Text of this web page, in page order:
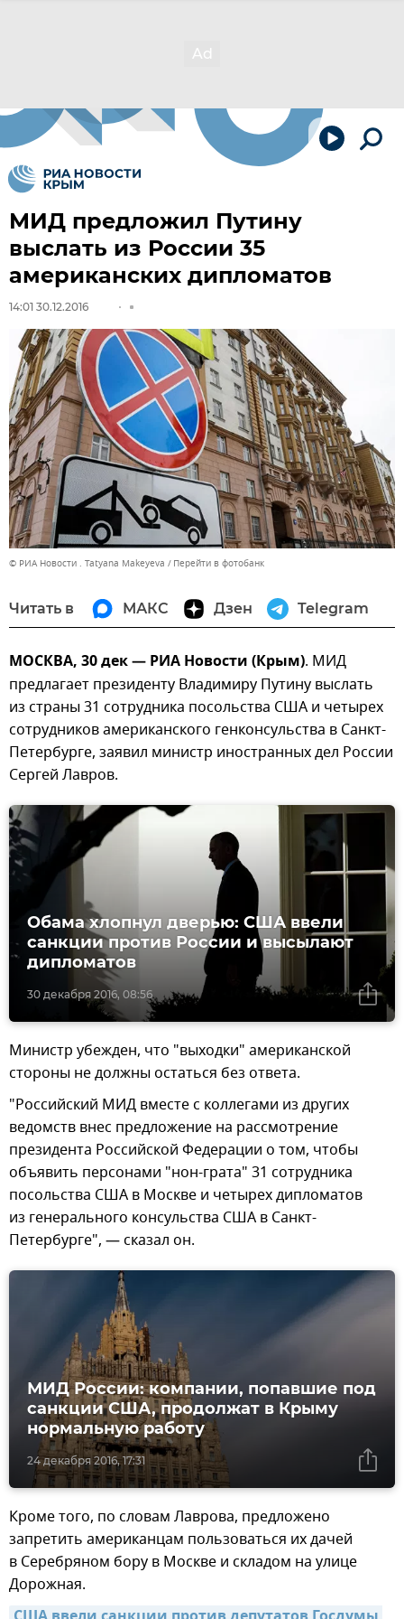
МИД предложил Путину
выслать из России 35
американских дипломатов
14:01 30.12.2016
© РИА Новости . Tatyana Makeyeva Перейти в фотобанк
Читать в МАКС Дзен Telegram
МОСКВА, 30 дек — РИА Новости (Крым). МИД
предлагает президенту Владимиру Путину выслать
из страны 31 сотрудника посольства США и четырех
сотрудников американского генконсульства в Санкт-
Петербурге, заявил министр иностранных дел России
Сергей Лавров.
30 декабря 2016, 08:56
Обама хлопнул дверью: США ввели
санкции против России и высылают
дипломатов
Министр убежден, что "выходки" американской
стороны не должны остаться без ответа.
"Российский МИД вместе с коллегами из других
ведомств внес предложение на рассмотрение
президента Российской Федерации о том, чтобы
объявить персонами "нон-грата" 31 сотрудника
посольства США в Москве и четырех дипломатов
из генерального консульства США в Санкт-
Петербурге", — сказал он.
24 декабря 2016, 17:31
МИД России: компании, попавшие под
санкции США, продолжат в Крыму
нормальную работу
Кроме того, по словам Лаврова, предложено
запретить американцам пользоваться их дачей
в Серебряном бору в Москве и складом на улице
Дорожная.